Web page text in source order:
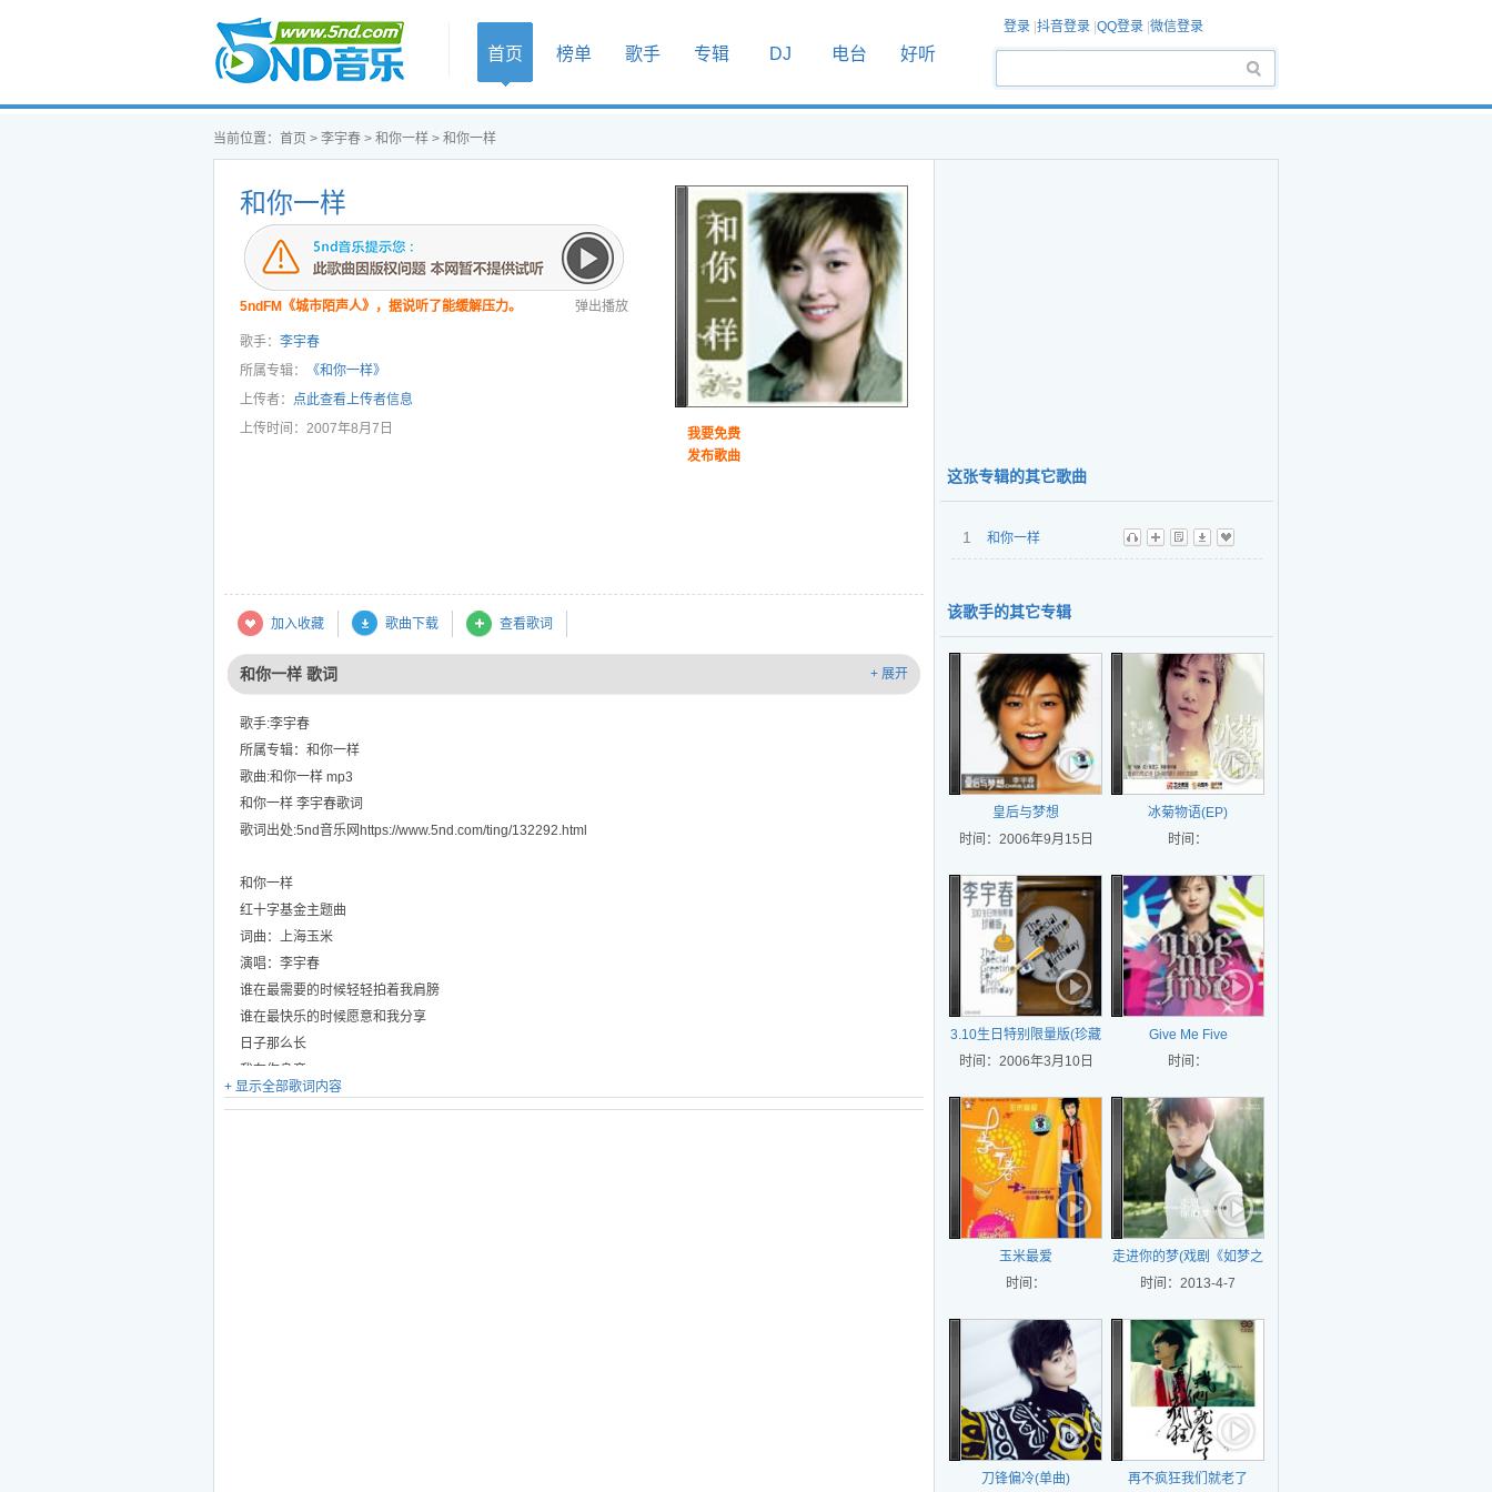
首页
首页 榜单 歌手 专辑 DJ 电台 好听
登录 抖音登录 QQ登录 微信登录
当前位置： 首页 > 李宇春 > 和你一样 > 和你一样
和你一样
5ndFM《城市陌声人》，据说听了能缓解压力。 弹出播放
歌手： 李宇春
所属专辑：
《和你一样》
上传者： 点此查看上传者信息
上传时间：2007年8月7日
我要免费
发布歌曲
加入收藏 歌曲下载 查看歌词
和你一样 歌词 + 展开
歌手:李宇春
所属专辑：和你一样
歌曲:和你一样 mp3
和你一样 李宇春歌词
歌词出处:5nd音乐网https://www.5nd.com/ting/132292.html
和你一样
红十字基金主题曲
词曲：上海玉米
演唱：李宇春
谁在最需要的时候轻轻拍着我肩膀
谁在最快乐的时候愿意和我分享
日子那么长
我在你身旁
见证你成长让我感到充满力量
+ 显示全部歌词内容
这张专辑的其它歌曲
1
和你一样
听
播 歌 下 收
该歌手的其它专辑
皇后与梦想
时间：2006年9月15日
冰菊物语(EP)
时间：
3.10生日特别限量版(珍藏
版)
时间：2006年3月10日
Give Me Five
时间：
玉米最爱
时间：
走进你的梦(戏剧《如梦之
梦》主题曲)
时间：2013-4-7
刀锋偏冷(单曲)
再不疯狂我们就老了